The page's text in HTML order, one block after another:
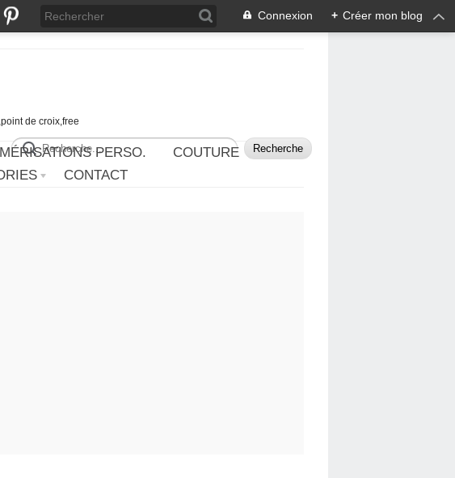
Connexion + Créer mon blog
de croix,free
PERSO.
COUTURE
CONTACT